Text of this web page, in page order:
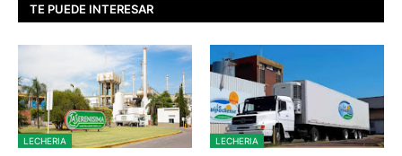
TE PUEDE INTERESAR
LECHERIA LECHERIA